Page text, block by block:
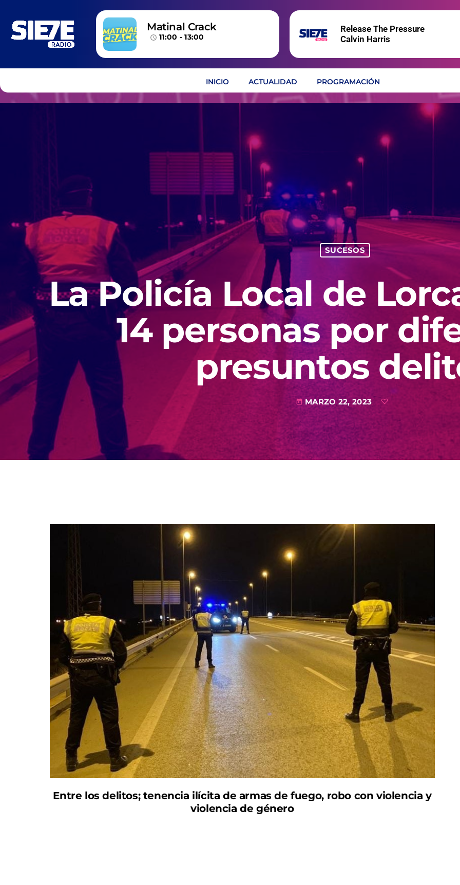
Matinal Crack
access_time 11:00 - 13:00
Release The Pressure
Calvin Harris
INICIO ACTUALIDAD PROGRAMACIÓN
SUCESOS
La Policía Local de
14 personas por
presuntos
today MARZO 22, 2023
Entre los delitos; tenencia ilícita de armas de fuego, robo con violencia y
violencia de género